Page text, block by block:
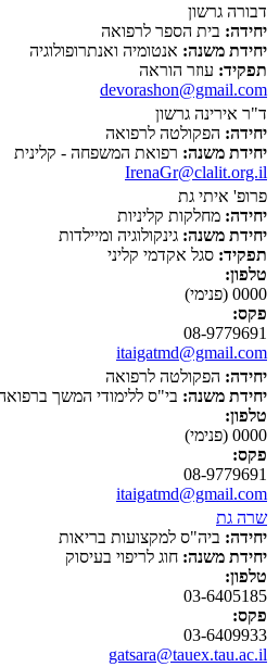
דבורה גרשון
יחידה: בית הספר לרפואה
יחידת משנה: אנטומיה ואנתרופולוגיה
תפקיד: עוזר הוראה
devorashon@gmail.com
ד"ר אירינה גרשון
יחידה: הפקולטה לרפואה
יחידת משנה: רפואת המשפחה - קלינית
IrenaGr@clalit.org.il
פרופ' איתי גת
יחידה: מחלקות קליניות
יחידת משנה: גינקולוגיה ומיילדות
תפקיד: סגל אקדמי קליני
טלפון:
0000 (פנימי)
פקס:
08-9779691
itaigatmd@gmail.com
יחידה: הפקולטה לרפואה
יחידת משנה: בי"ס ללימודי המשך
טלפון:
0000 (פנימי)
פקס:
08-9779691
itaigatmd@gmail.com
שרה גת
יחידה: ביה"ס למקצועות בריאות
יחידת משנה: חוג לריפוי בעיסוק
טלפון:
03-6405185
פקס:
03-6409933
gatsara@tauex.tau.ac.il